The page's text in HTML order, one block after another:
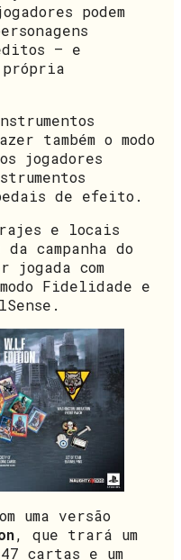
podem
– e
própria
também o modo
jogadores
de efeito.
e locais
campanha do
jogada com
Fidelidade e
uma versão
, que trará um
cartas e um